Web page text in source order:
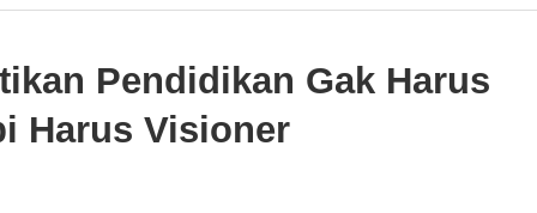
Pendidikan Gak Harus
Harus Visioner